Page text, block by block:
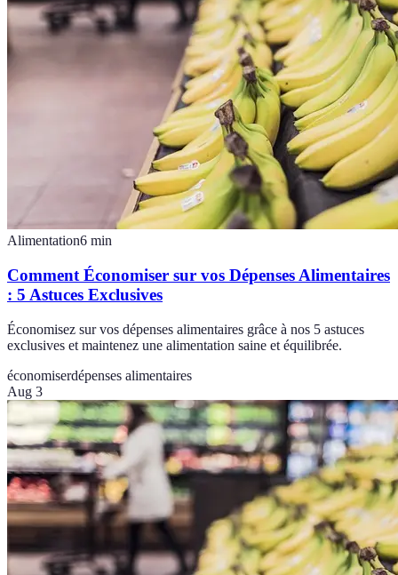
Alimentation6 min
Comment Économiser sur vos Dépenses Alimentaires
: 5 Astuces Exclusives
Économisez sur vos dépenses alimentaires grâce à nos 5 astuces
exclusives et maintenez une alimentation saine et équilibrée.
économiserdépenses alimentaires
Aug 3